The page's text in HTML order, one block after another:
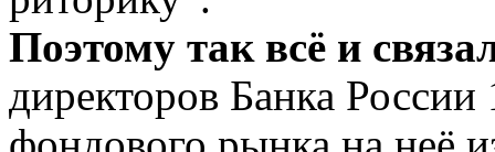
Поэтому так всё и
директоров Банка